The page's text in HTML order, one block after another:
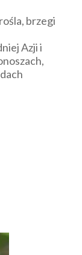
brzegi
Azji i